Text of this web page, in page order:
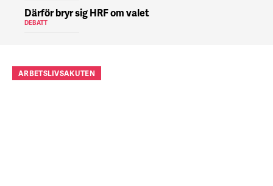
Därför bryr sig HRF om valet
DEBATT
ARBETSLIVSAKUTEN